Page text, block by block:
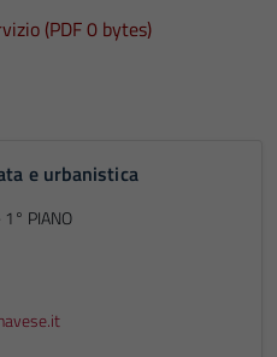
(PDF 0 bytes)
e urbanistica
PIANO